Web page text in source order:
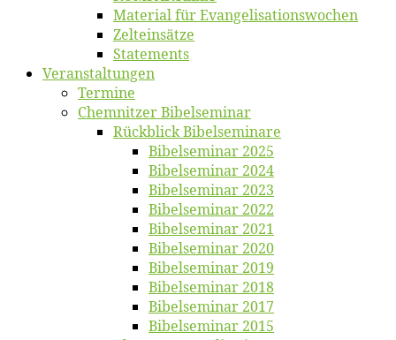
Ma­te­ri­al für Evangelisationswochen
Zelt­ein­sät­ze
State­ments
Ver­an­stal­tun­gen
Ter­mi­ne
Chemnit­zer Bibelseminar
Rück­blick Bibelseminare
Bi­bel­se­mi­nar 2025
Bi­bel­se­mi­nar 2024
Bi­bel­se­mi­nar 2023
Bi­bel­se­mi­nar 2022
Bi­bel­se­mi­nar 2021
Bi­bel­se­mi­nar 2020
Bi­bel­se­mi­nar 2019
Bi­bel­se­mi­nar 2018
Bibelsemi­nar 2017
Bibelsemi­nar 2015